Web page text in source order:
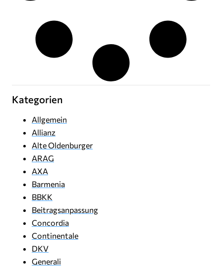
Kategorien
Allgemein
Allianz
Alte Oldenburger
ARAG
AXA
Barmenia
BBKK
Beitragsanpassung
Concordia
Continentale
DKV
Generali